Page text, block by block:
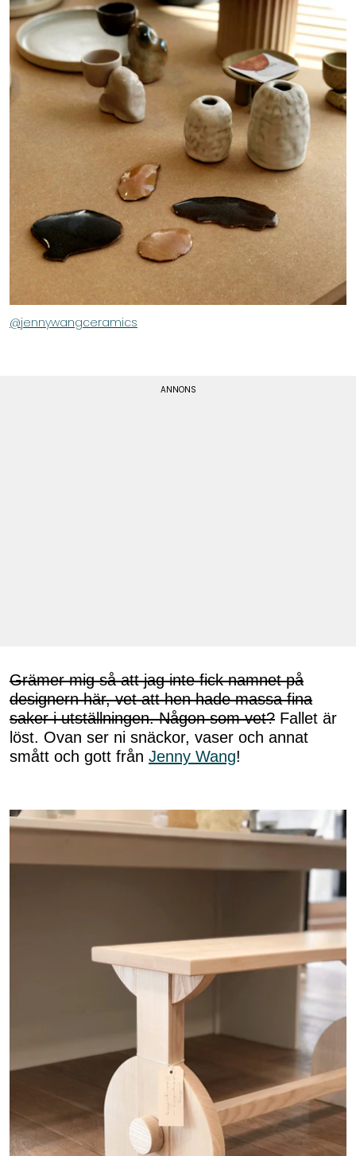
@jennywangceramics
Grämer mig så att jag inte fick namnet på
designern här, vet att hen hade massa fina
saker i utställningen. Någon som vet? Fallet är
löst. Ovan ser ni snäckor, vaser och annat
smått och gott från Jenny Wang!